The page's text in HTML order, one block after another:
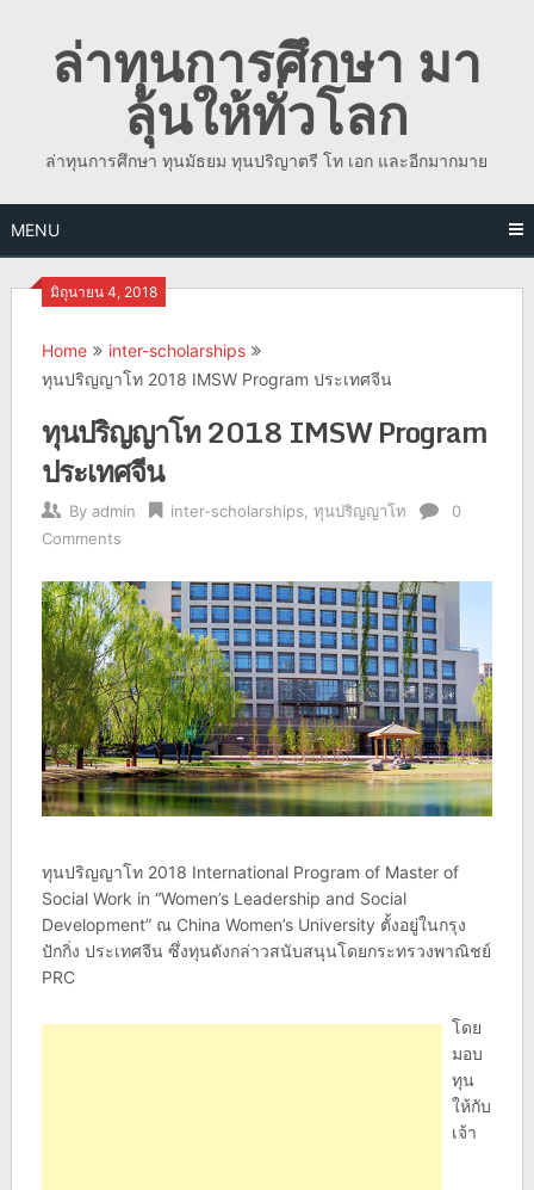
contentล่าทุนการศึกษา มา
ลุ้นให้ทั่วโลก
ล่าทุนการศึกษา ทุนมัธยม ทุนปริญาตรี โท เอก และอีกมากมาย
MENU
มิถุนายน 4, 2018
Home
inter-scholarships
ทุนปริญญาโท 2018 IMSW Program ประเทศจีน
ทุนปริญญาโท 2018 IMSW Program
ประเทศจีน
By admin inter-scholarships ทุนปริญญาโท
0
Comments
ทุนปริญญาโท 2018 International Program of Master of
Social Work in “Women’s Leadership and Social
Development” ณ China Women’s University ตั้งอยู่ในกรุง
ปักกิ่ง ประเทศจีน ซึ่งทุนดังกล่าวสนับสนุนโดยกระทรวงพาณิชย์
PRC
โดย
มอบ
ทุน
ให้กับ
เจ้า